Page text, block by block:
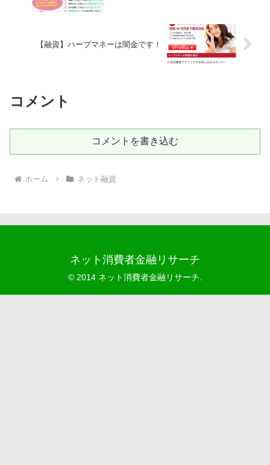
【融資】ハーブマネーは闇金です！
コメント
コメントを書き込む
ホーム ネット融資
ネット消費者金融リサーチ
© 2014 ネット消費者金融リサーチ.